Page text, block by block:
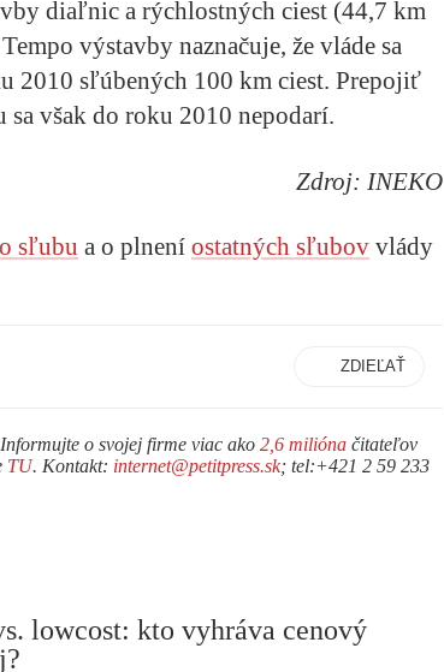
diaľnic a rýchlostných ciest (44,7 km
výstavby naznačuje, že vláde sa
2010 sľúbených 100 km ciest. Prepojiť
však do roku 2010 nepodarí.
Zdroj: INEKO
sľubu a o plnení ostatných sľubov vlády
ZDIEĽAŤ
o svojej firme viac ako 2,6 milióna čitateľov
TU. Kontakt: internet@petitpress.sk; tel:+421 2 59 233
lowcost: kto vyhráva cenový